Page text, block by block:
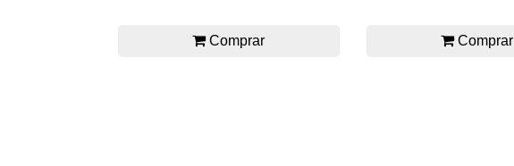
Comprar Comprar